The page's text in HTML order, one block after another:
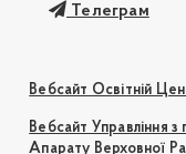
Телеграм
Вебсайт Освітній
Вебсайт Управління
Апарату Верховної